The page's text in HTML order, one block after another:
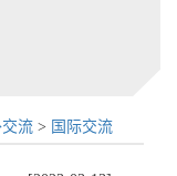
流> 国际交流